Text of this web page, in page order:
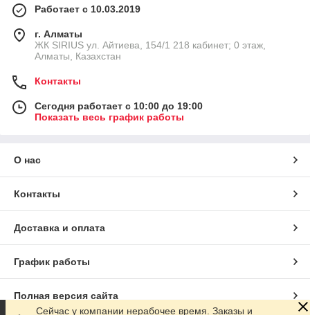
Работает с 10.03.2019
г. Алматы
​ЖК SIRIUS​ ул. Айтиева, 154/1​ 218 кабинет; 0 этаж,
Алматы, Казахстан
Контакты
Сегодня работает с 10:00 до 19:00
Показать весь график работы
О нас
Контакты
Доставка и оплата
График работы
Полная версия сайта
Сейчас у компании нерабочее время. Заказы и